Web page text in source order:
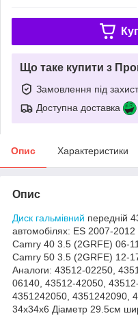
Що таке купити з
Замовлення під
Доступна доставка
Опис Характеристики
Опис
Диск гальмівний передній
автомобілях: ES 2007-2012
Camry 40 3.5 (2GRFE) 06-
Camry 50 3.5 (2GRFE) 12-
Аналоги: 43512-02250,
06140, 43512-42050,
4351242050, 4351242090,
34х34х6 Діаметр 29.5см